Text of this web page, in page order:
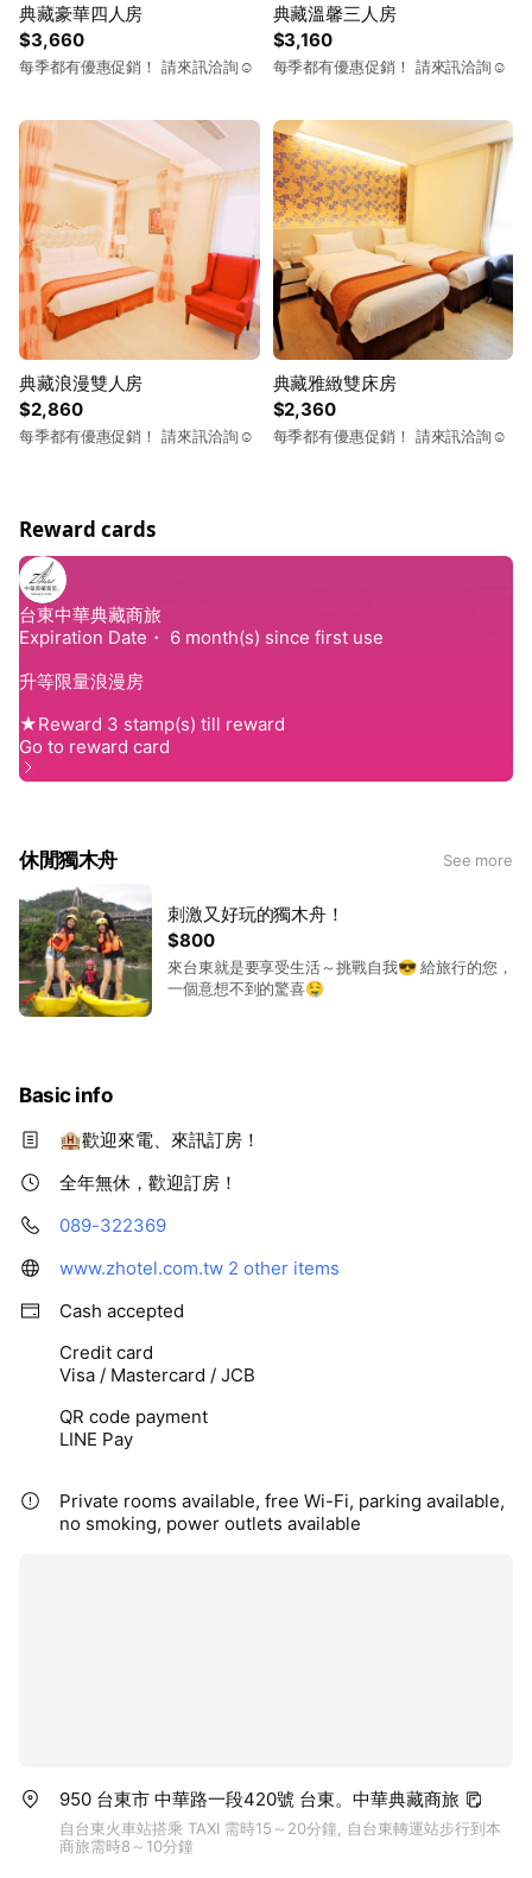
$3,660
典藏豪華四人房
每季都有優惠促銷！ 請來訊洽詢☺️
$3,160
典藏溫馨三人房
每季都有優惠促銷！ 請來訊洽詢☺️
$2,860
典藏浪漫雙人房
每季都有優惠促銷！ 請來訊洽詢☺️
$2,360
典藏雅緻雙床房
每季都有優惠促銷！ 請來訊洽詢☺️
Reward cards
休閒獨木舟 See more
$800
刺激又好玩的獨木舟！
來台東就是要享受生活～挑戰自我😎 給旅行的您，
一個意想不到的驚喜🤤
Basic info
🏨歡迎來電、來訊訂房！
全年無休，歡迎訂房！
089-322369
www.zhotel.com.tw 2 other items
Cash accepted
Credit card
Visa / Mastercard / JCB
QR code payment
LINE Pay
Private rooms available, free Wi-Fi, parking available,
no smoking, power outlets available
950 台東市 中華路一段420號 台東。中華典藏商旅
自台東火車站搭乘 TAXI 需時15～20分鐘, 自台東轉運站步行到本
商旅需時8～10分鐘